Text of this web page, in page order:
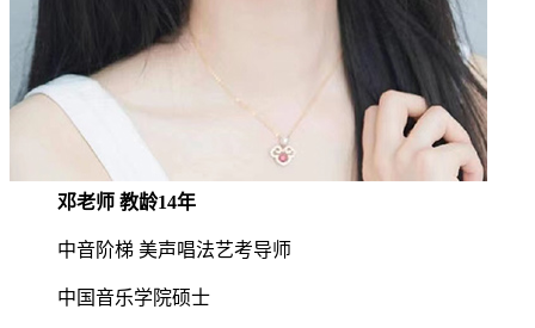
邓老师 教龄14年
中音阶梯 美声唱法艺考导师
中国音乐学院硕士